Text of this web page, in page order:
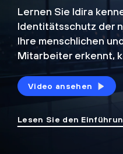
Lernen Sie Idira
Identitätsschutz der
Ihre menschlichen
Mitarbeiter erkennt,
Video ansehen
Lesen Sie den